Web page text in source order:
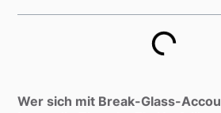
Wer sich mit Break-Glass-